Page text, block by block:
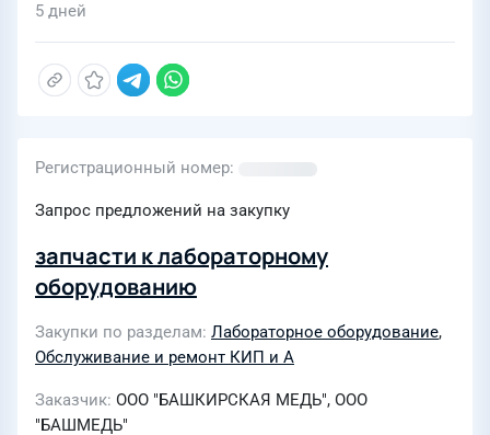
5 дней
Регистрационный номер
Запрос предложений на закупку
запчасти к лабораторному
оборудованию
Закупки по разделам Лабораторное оборудование,
Обслуживание и ремонт КИП и А
Заказчик ООО "БАШКИРСКАЯ МЕДЬ", ООО
"БАШМЕДЬ"